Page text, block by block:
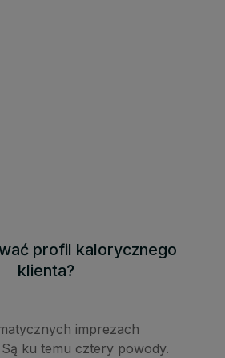
profil kalorycznego
klienta?
imprezach
ku temu cztery powody.